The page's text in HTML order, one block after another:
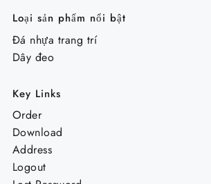
Loại sản phẩm nổi bật
Đá nhựa trang trí
Dây đeo
Key Links
Order
Download
Address
Logout